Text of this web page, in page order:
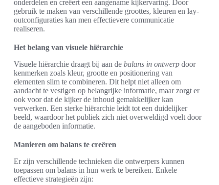
onderdelen en creëert een aangename kijkervaring. Door
gebruik te maken van verschillende groottes, kleuren en lay-
outconfiguraties kan men effectievere communicatie
realiseren.
Het belang van visuele hiërarchie
Visuele hiërarchie draagt bij aan de balans in ontwerp door
kenmerken zoals kleur, grootte en positionering van
elementen slim te combineren. Dit helpt niet alleen om
aandacht te vestigen op belangrijke informatie, maar zorgt er
ook voor dat de kijker de inhoud gemakkelijker kan
verwerken. Een sterke hiërarchie leidt tot een duidelijker
beeld, waardoor het publiek zich niet overweldigd voelt door
de aangeboden informatie.
Manieren om balans te creëren
Er zijn verschillende technieken die ontwerpers kunnen
toepassen om balans in hun werk te bereiken. Enkele
effectieve strategieën zijn: